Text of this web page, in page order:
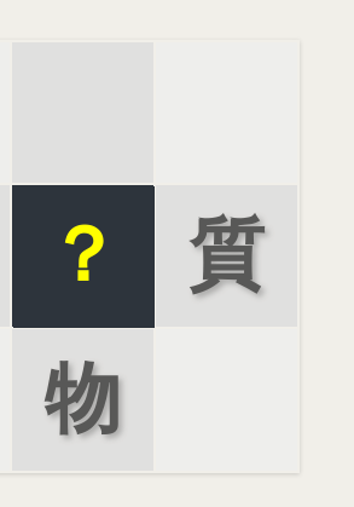
品
？
質
物